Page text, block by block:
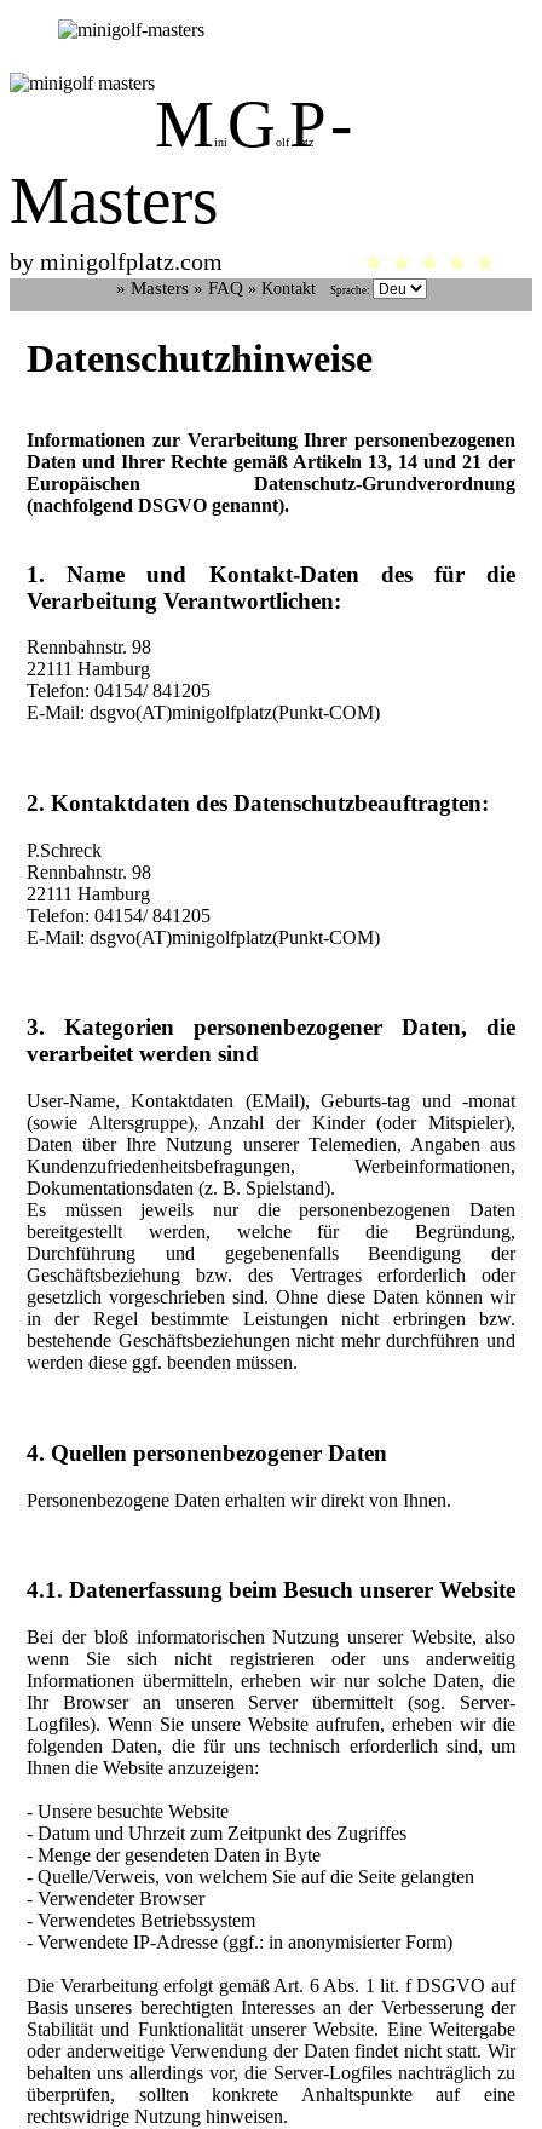
Mini GolfPlatz-
Masters
by minigolfplatz.com ★ ★ ★ ★ ★
» Masters » FAQ » Kontakt Sprache:
Datenschutzhinweise
Informationen zur Verarbeitung Ihrer personenbezogenen
Daten und Ihrer Rechte gemäß Artikeln 13, 14 und 21 der
Europäischen Datenschutz-Grundverordnung
(nachfolgend DSGVO genannt).
1. Name und Kontakt-Daten des für die
Verarbeitung Verantwortlichen:
Rennbahnstr. 98
22111 Hamburg
Telefon: 04154/ 841205
E-Mail: dsgvo(AT)minigolfplatz(Punkt-COM)
2. Kontaktdaten des Datenschutzbeauftragten:
P.Schreck
Rennbahnstr. 98
22111 Hamburg
Telefon: 04154/ 841205
E-Mail: dsgvo(AT)minigolfplatz(Punkt-COM)
3. Kategorien personenbezogener Daten, die
verarbeitet werden sind
User-Name, Kontaktdaten (EMail), Geburts-tag und -monat
(sowie Altersgruppe), Anzahl der Kinder (oder Mitspieler),
Daten über Ihre Nutzung unserer Telemedien, Angaben aus
Kundenzufriedenheitsbefragungen, Werbeinformationen,
Dokumentationsdaten (z. B. Spielstand).
Es müssen jeweils nur die personenbezogenen Daten
bereitgestellt werden, welche für die Begründung,
Durchführung und gegebenenfalls Beendigung der
Geschäftsbeziehung bzw. des Vertrages erforderlich oder
gesetzlich vorgeschrieben sind. Ohne diese Daten können wir
in der Regel bestimmte Leistungen nicht erbringen bzw.
bestehende Geschäftsbeziehungen nicht mehr durchführen und
werden diese ggf. beenden müssen.
4. Quellen personenbezogener Daten
Personenbezogene Daten erhalten wir direkt von Ihnen.
4.1. Datenerfassung beim Besuch unserer Website
Bei der bloß informatorischen Nutzung unserer Website, also
wenn Sie sich nicht registrieren oder uns anderweitig
Informationen übermitteln, erheben wir nur solche Daten, die
Ihr Browser an unseren Server übermittelt (sog. Server-
Logfiles). Wenn Sie unsere Website aufrufen, erheben wir die
folgenden Daten, die für uns technisch erforderlich sind, um
Ihnen die Website anzuzeigen:
- Unsere besuchte Website
- Datum und Uhrzeit zum Zeitpunkt des Zugriffes
- Menge der gesendeten Daten in Byte
- Quelle/Verweis, von welchem Sie auf die Seite gelangten
- Verwendeter Browser
- Verwendetes Betriebssystem
- Verwendete IP-Adresse (ggf.: in anonymisierter Form)
Die Verarbeitung erfolgt gemäß Art. 6 Abs. 1 lit. f DSGVO auf
Basis unseres berechtigten Interesses an der Verbesserung der
Stabilität und Funktionalität unserer Website. Eine Weitergabe
oder anderweitige Verwendung der Daten findet nicht statt. Wir
behalten uns allerdings vor, die Server-Logfiles nachträglich zu
überprüfen, sollten konkrete Anhaltspunkte auf eine
rechtswidrige Nutzung hinweisen.